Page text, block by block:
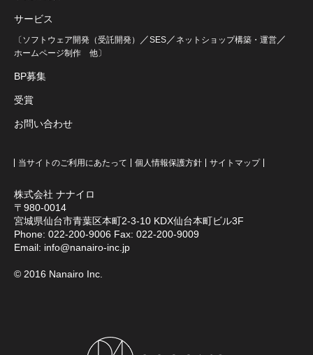
株式会社 ナナイロ
〒980-0014
宮城県仙台市青葉区本町2-3-10 KDX仙台本町ビル3F
Phone: 022-200-9006 Fax: 022-200-9009
Email: info@nanairo-inc.jp
© 2016 Nanairo Inc.
サービス
〔ソフトウェア開発（受託開発） ／SES ／ ネットショップ構築・運営 ／
ホームページ制作 他〕
BP募集
受賞
お問い合わせ
当サイトのご利用にあたって 個人情報保護方針 サイトマップ